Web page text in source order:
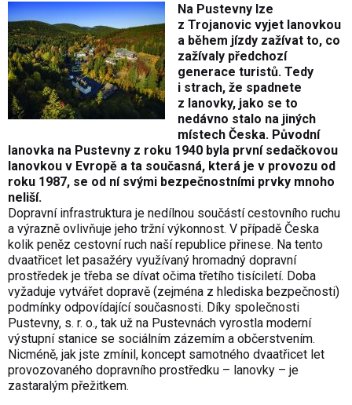
Na Pustevny lze
z Trojanovic vyjet lanovkou
a během jízdy zažívat to, co
zažívaly předchozí
generace turistů. Tedy
i strach, že spadnete
z lanovky, jako se to
nedávno stalo na jiných
místech Česka. Původní
lanovka na Pustevny z roku 1940 byla první sedačkovou
lanovkou v Evropě a ta současná, která je v provozu od
roku 1987, se od ní svými bezpečnostními prvky mnoho
neliší.
Dopravní infrastruktura je nedílnou součástí cestovního ruchu
a výrazně ovlivňuje jeho tržní výkonnost. V případě Česka
kolik peněz cestovní ruch naší republice přinese. Na tento
dvaatřicet let pasažéry využívaný hromadný dopravní
prostředek je třeba se dívat očima třetího tisíciletí. Doba
vyžaduje vytvářet dopravě (zejména z hlediska bezpečnosti)
podmínky odpovídající současnosti. Díky společnosti
Pustevny, s. r. o., tak už na Pustevnách vyrostla moderní
výstupní stanice se sociálním zázemím a občerstvením.
Nicméně, jak jste zmínil, koncept samotného dvaatřicet let
provozovaného dopravního prostředku – lanovky – je
zastaralým přežitkem.